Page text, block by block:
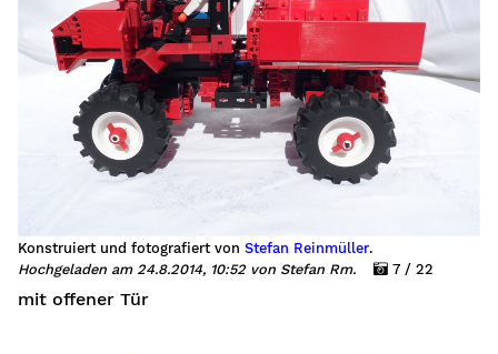
Konstruiert und fotografiert von Stefan Reinmüller.
Hochgeladen am 24.8.2014, 10:52 von Stefan Rm.
7 / 22
mit offener Tür